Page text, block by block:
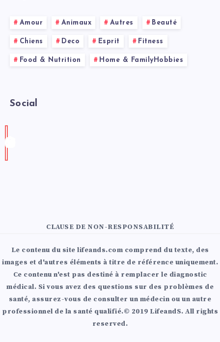
Amour Animaux Autres Beauté
Chiens Deco Esprit Fitness
Food & Nutrition Home & FamilyHobbies
Social
CLAUSE DE NON-RESPONSABILITÉ
Le contenu du site lifeands.com comprend du texte, des
images et d'autres éléments à titre de référence uniquement.
Ce contenu n'est pas destiné à remplacer le diagnostic
médical. Si vous avez des questions sur des problèmes de
santé, assurez-vous de consulter un médecin ou un autre
professionnel de la santé qualifié.© 2019 LifeandS. All rights
reserved.